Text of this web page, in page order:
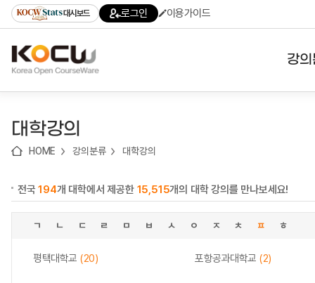
기
기
기
content)
가
대시보드 로그인 이용가이드
강
대학강의
HOME 강의분류 대학강의
전국194개 대학에서 제공한 15,515개의 대학 강의를 만나보세요!
ㄱ ㄴ ㄷ ㄹ ㅁ ㅂ ㅅ ㅇ ㅈ ㅊ ㅍ ㅎ
평택대학교 (20) 포항공과대학교 (2)